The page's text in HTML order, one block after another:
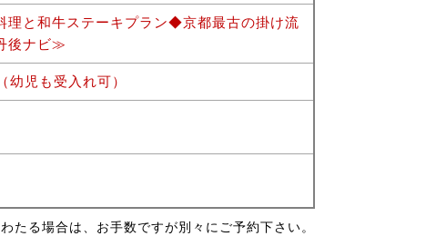
理と和牛ステーキプラン◆京都最古の掛け流
後ナビ≫
児も受入れ可）
たる場合は、お手数ですが別々にご予約下さい。